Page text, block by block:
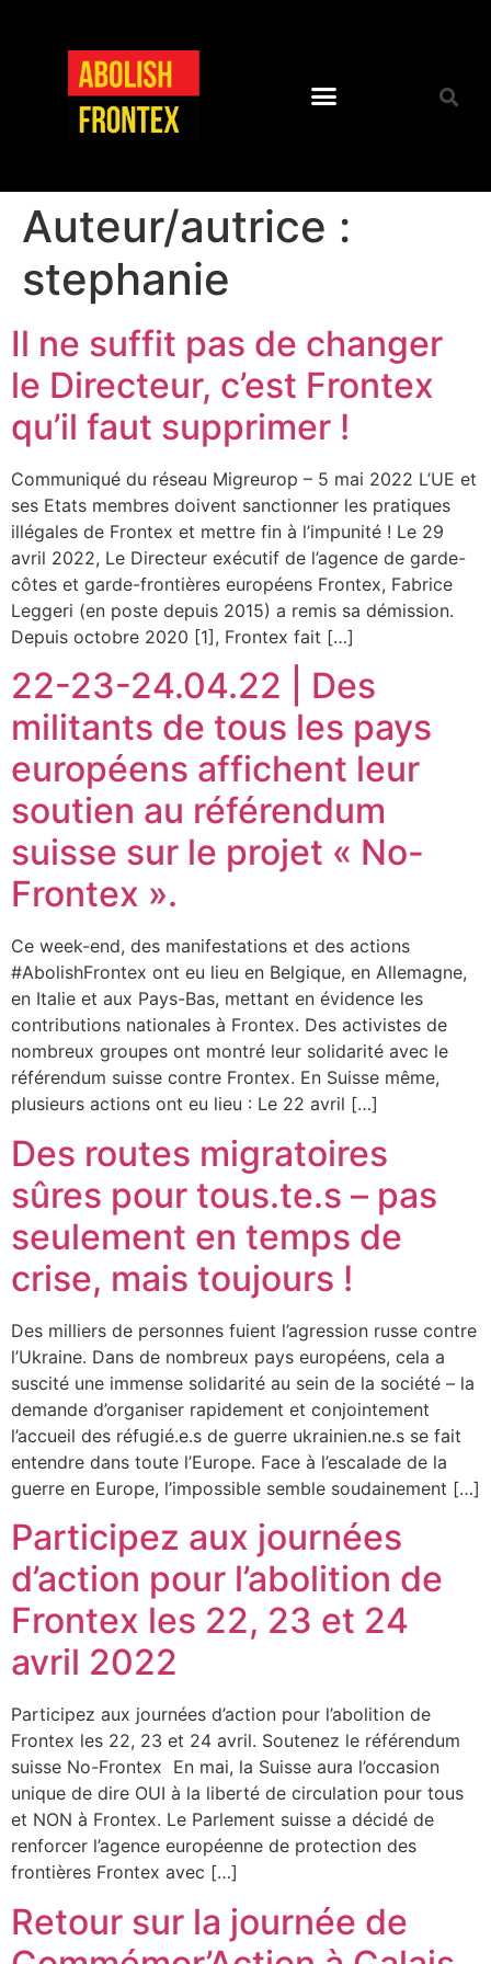
Auteur/autrice :
stephanie
Il ne suffit pas de changer
le Directeur, c’est Frontex
qu’il faut supprimer !
Communiqué du réseau Migreurop – 5 mai 2022 L’UE et
ses Etats membres doivent sanctionner les pratiques
illégales de Frontex et mettre fin à l’impunité ! Le 29
avril 2022, Le Directeur exécutif de l’agence de garde-
côtes et garde-frontières européens Frontex, Fabrice
Leggeri (en poste depuis 2015) a remis sa démission.
Depuis octobre 2020 [1], Frontex fait […]
22-23-24.04.22 | Des
militants de tous les pays
européens affichent leur
soutien au référendum
suisse sur le projet « No-
Frontex ».
Ce week-end, des manifestations et des actions
#AbolishFrontex ont eu lieu en Belgique, en Allemagne,
en Italie et aux Pays-Bas, mettant en évidence les
contributions nationales à Frontex. Des activistes de
nombreux groupes ont montré leur solidarité avec le
référendum suisse contre Frontex. En Suisse même,
plusieurs actions ont eu lieu : Le 22 avril […]
Des routes migratoires
sûres pour tous.te.s – pas
seulement en temps de
crise, mais toujours !
Des milliers de personnes fuient l’agression russe contre
l’Ukraine. Dans de nombreux pays européens, cela a
suscité une immense solidarité au sein de la société – la
demande d’organiser rapidement et conjointement
l’accueil des réfugié.e.s de guerre ukrainien.ne.s se fait
entendre dans toute l’Europe. Face à l’escalade de la
guerre en Europe, l’impossible semble soudainement […]
Participez aux journées
d’action pour l’abolition de
Frontex les 22, 23 et 24
avril 2022
Participez aux journées d’action pour l’abolition de
Frontex les 22, 23 et 24 avril. Soutenez le référendum
suisse No-Frontex En mai, la Suisse aura l’occasion
unique de dire OUI à la liberté de circulation pour tous
et NON à Frontex. Le Parlement suisse a décidé de
renforcer l’agence européenne de protection des
frontières Frontex avec […]
Retour sur la journée de